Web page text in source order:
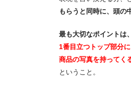
もらうと同時に、頭の
最も大切なポイントは、
1番目立つトップ部分に
商品の写真を持ってく
ということ。